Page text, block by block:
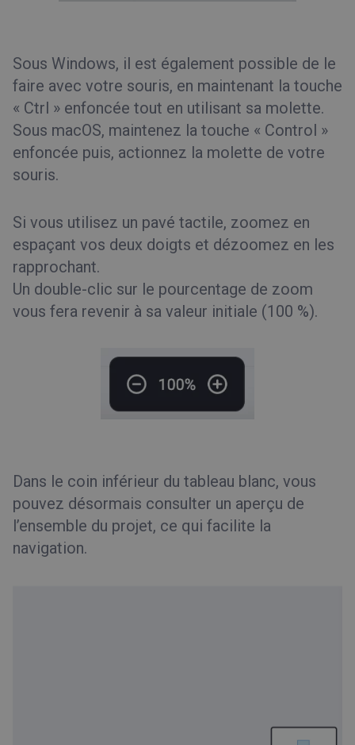
Sous Windows, il est également possible de le
faire avec votre souris, en maintenant la touche
« Ctrl » enfoncée tout en utilisant sa molette.
Sous macOS, maintenez la touche « Control »
enfoncée puis, actionnez la molette de votre
souris.
Si vous utilisez un pavé tactile, zoomez en
espaçant vos deux doigts et dézoomez en les
rapprochant.
Un double-clic sur le pourcentage de zoom
vous fera revenir à sa valeur initiale (100 %).
Dans le coin inférieur du tableau blanc, vous
pouvez désormais consulter un aperçu de
l’ensemble du projet, ce qui facilite la
navigation.